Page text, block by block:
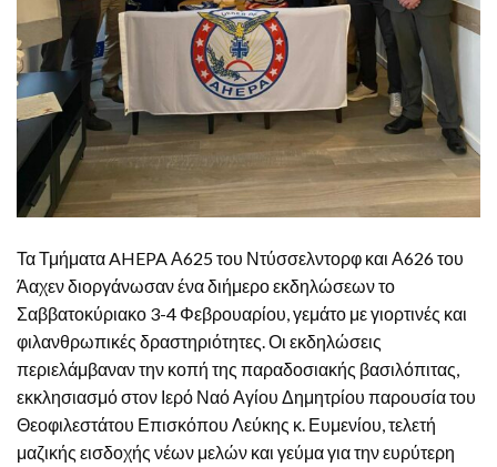
Τα Τμήματα AHEPA Α625 του Ντύσσελντορφ και Α626 του
Άαχεν διοργάνωσαν ένα διήμερο εκδηλώσεων το
Σαββατοκύριακο 3-4 Φεβρουαρίου, γεμάτο με γιορτινές και
φιλανθρωπικές δραστηριότητες. Οι εκδηλώσεις
περιελάμβαναν την κοπή της παραδοσιακής βασιλόπιτας,
εκκλησιασμό στον Ιερό Ναό Αγίου Δημητρίου παρουσία του
Θεοφιλεστάτου Επισκόπου Λεύκης κ. Ευμενίου, τελετή
μαζικής εισδοχής νέων μελών και γεύμα για την ευρύτερη